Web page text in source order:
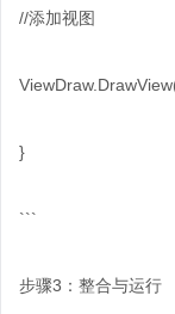
//添加视图
}
```
步骤3：整合与运行